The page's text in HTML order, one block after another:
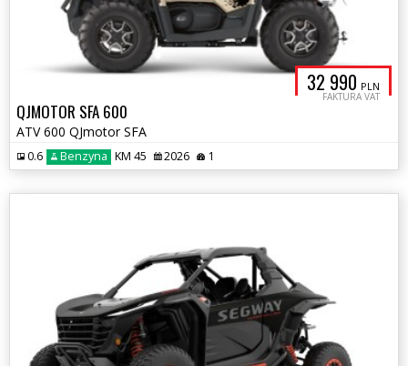
32 990 PLN
FAKTURA VAT
QJMOTOR SFA 600
ATV 600 QJmotor SFA
0.6 Benzyna KM 45 2026 1